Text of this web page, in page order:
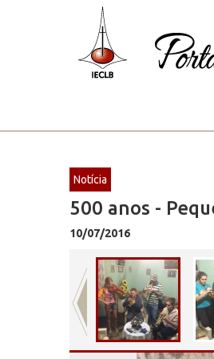
Notícia
500 anos -
10/07/2016